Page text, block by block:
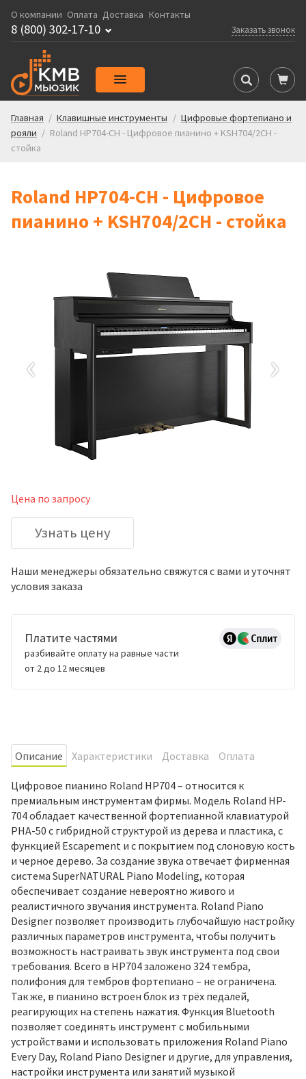
О компании Оплата Доставка Контакты
Заказать звонок
8 (800) 302-17-10
Главная / Клавишные инструменты / Цифровые фортепиано и
рояли / Roland HP704-CH - Цифровое пианино + KSH704/2CH -
стойка
Roland HP704-CH - Цифровое
пианино + KSH704/2CH - стойка
‹ ›
Цена по запросу
Узнать цену
Наши менеджеры обязательно свяжутся с вами и уточнят
условия заказа
Платите частями
разбивайте оплату на равные части
от 2 до 12 месяцев
Oписание Характеристики Доставка Оплата
Цифровое пианино Roland HP704 – относится к
премиальным инструментам фирмы. Модель Roland HP-
704 обладает качественной фортепианной клавиатурой
PHA-50 с гибридной структурой из дерева и пластика, с
функцией Escapement и с покрытием под слоновую кость
и черное дерево. За создание звука отвечает фирменная
система SuperNATURAL Piano Modeling, которая
обеспечивает создание невероятно живого и
реалистичного звучания инструмента. Roland Piano
Designer позволяет производить глубочайшую настройку
различных параметров инструмента, чтобы получить
возможность настраивать звук инструмента под свои
требования. Всего в HP704 заложено 324 тембра,
полифония для тембров фортепиано – не ограничена.
Так же, в пианино встроен блок из трёх педалей,
реагирующих на степень нажатия. Функция Bluetooth
позволяет соединять инструмент с мобильными
устройствами и использовать приложения Roland Piano
Every Day, Roland Piano Designer и другие, для управления,
настройки инструмента или занятий музыкой